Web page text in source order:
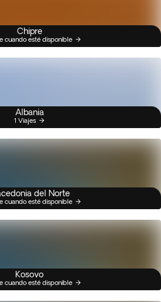
Chipre
cuando esté disponible
Albania
1 Viajes
del Norte
cuando esté disponible
Kosovo
cuando esté disponible